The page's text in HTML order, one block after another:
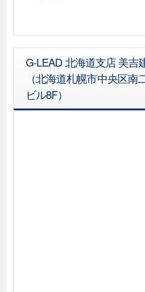
G-LEAD 北海道支店 美吉
（北海道札幌市中央区南
ビル8F）